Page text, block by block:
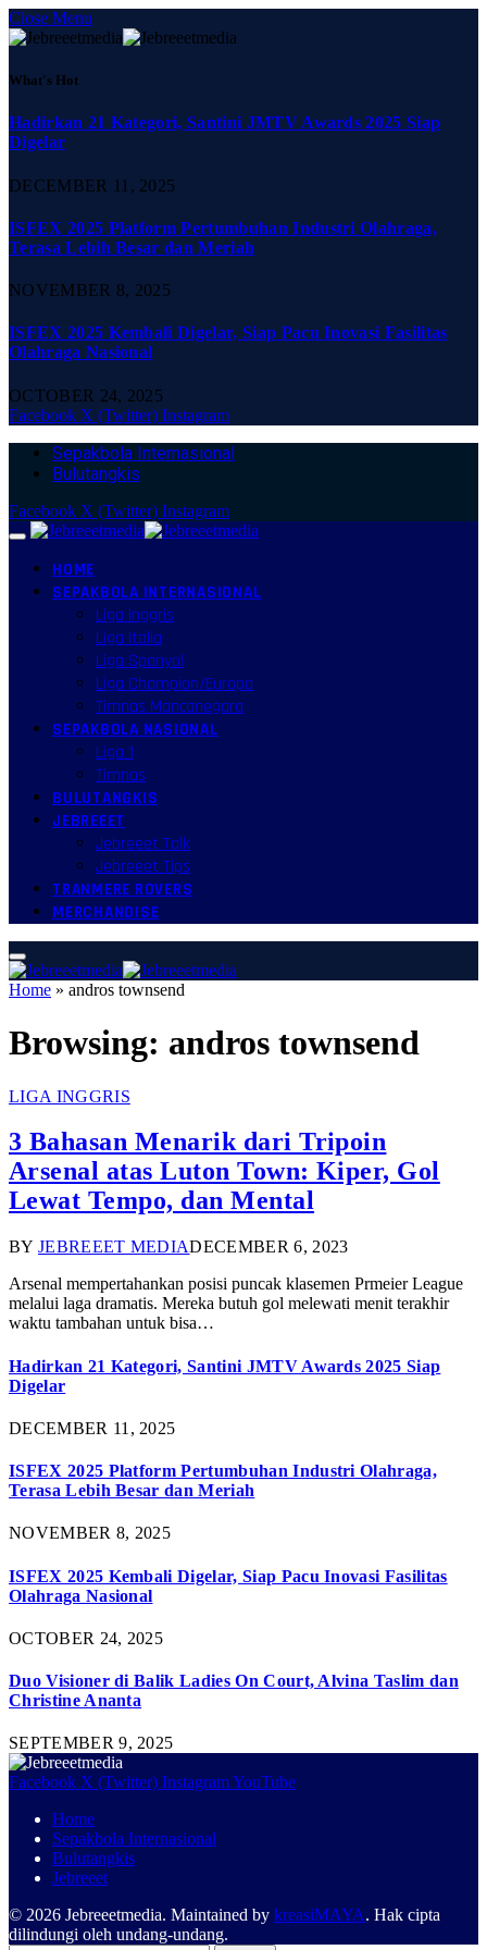
Close Menu
What's Hot
Hadirkan 21 Kategori, Santini JMTV Awards 2025 Siap
Digelar
DECEMBER 11, 2025
ISFEX 2025 Platform Pertumbuhan Industri Olahraga,
Terasa Lebih Besar dan Meriah
NOVEMBER 8, 2025
ISFEX 2025 Kembali Digelar, Siap Pacu Inovasi Fasilitas
Olahraga Nasional
OCTOBER 24, 2025
Facebook X (Twitter) Instagram
Sepakbola Internasional
Bulutangkis
Facebook X (Twitter) Instagram
HOME
SEPAKBOLA INTERNASIONAL
Liga Inggris
Liga Italia
Liga Spanyol
Liga Champion/Europa
Timnas Mancanegara
SEPAKBOLA NASIONAL
Liga 1
Timnas
BULUTANGKIS
JEBREEET
Jebreeet Talk
Jebreeet Tips
TRANMERE ROVERS
MERCHANDISE
Home » andros townsend
Browsing: andros townsend
LIGA INGGRIS
3 Bahasan Menarik dari Tripoin
Arsenal atas Luton Town: Kiper, Gol
Lewat Tempo, dan Mental
BY JEBREEET MEDIADECEMBER 6, 2023
Arsenal mempertahankan posisi puncak klasemen Prmeier League
melalui laga dramatis. Mereka butuh gol melewati menit terakhir
waktu tambahan untuk bisa…
Hadirkan 21 Kategori, Santini JMTV Awards 2025 Siap
Digelar
DECEMBER 11, 2025
ISFEX 2025 Platform Pertumbuhan Industri Olahraga,
Terasa Lebih Besar dan Meriah
NOVEMBER 8, 2025
ISFEX 2025 Kembali Digelar, Siap Pacu Inovasi Fasilitas
Olahraga Nasional
OCTOBER 24, 2025
Duo Visioner di Balik Ladies On Court, Alvina Taslim dan
Christine Ananta
SEPTEMBER 9, 2025
Facebook X (Twitter) InstagramYouTube
Home
Sepakbola Internasional
Bulutangkis
Jebreeet
© 2026 Jebreeetmedia. Maintained by kreasiMAYA. Hak cipta
dilindungi oleh undang-undang.